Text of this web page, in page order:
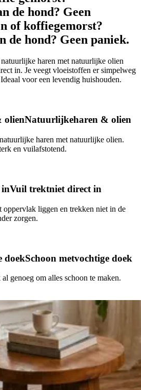
de hond? Geen
of koffiegemorst?
de hond? Geen paniek.
haren met natuurlijke olien
in. Je veegt vloeistoffen er simpelweg
voor een levendig huishouden.
olienNatuurlijkeharen & olien
haren met natuurlijke olien.
en vuilafstotend.
Vuil trektniet direct in
liggen en trekken niet in de
zorgen.
doekSchoon metvochtige doek
genoeg om alles schoon te maken.